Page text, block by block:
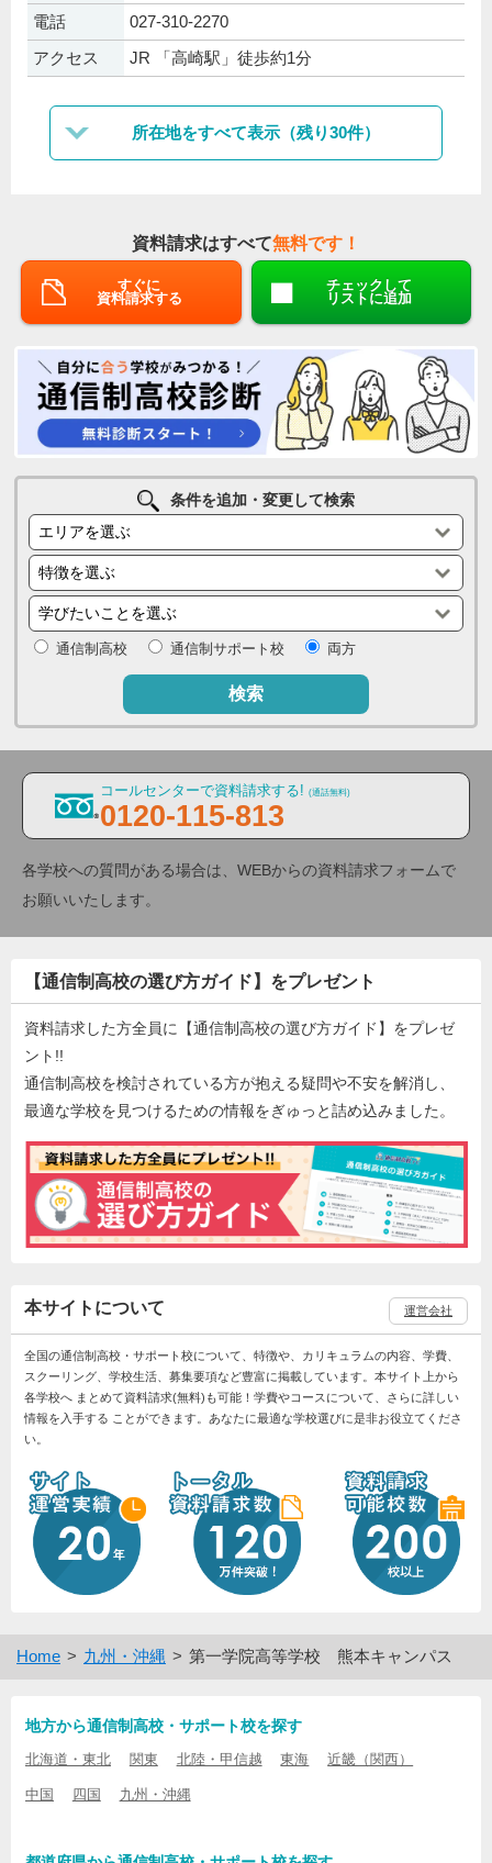
電話
027-310-2270
アクセス
JR 「高崎駅」徒歩約1分
所在地をすべて表示（残り30件）
資料請求はすべて無料です！
すぐに
資料請求する
チェックして
リストに追加
条件を追加・変更して検索
通信制高校 通信制サポート校 両方
検索
コールセンターで資料請求する! (通話無料)
0120-115-813
各学校への質問がある場合は、WEBからの資料請求フォームで
お願いいたします。
【通信制高校の選び方ガイド】をプレゼント
資料請求した方全員に【通信制高校の選び方ガイド】をプレゼ
ント!!
通信制高校を検討されている方が抱える疑問や不安を解消し、
最適な学校を見つけるための情報をぎゅっと詰め込みました。
本サイトについて 運営会社
全国の通信制高校・サポート校について、特徴や、カリキュラムの内容、学費、
スクーリング、学校生活、募集要項など豊富に掲載しています。本サイト上から
各学校へ まとめて資料請求(無料)も可能！学費やコースについて、さらに詳しい
情報を入手する ことができます。あなたに最適な学校選びに是非お役立てくださ
い。
Home 九州・沖縄 第一学院高等学校 熊本キャンパス
地方から通信制高校・サポート校を探す
北海道・東北 関東 北陸・甲信越 東海 近畿（関西）
中国 四国 九州・沖縄